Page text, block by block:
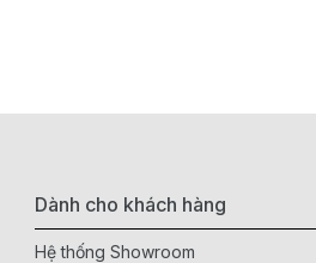
Dành cho khách hàng
Hệ thống Showroom